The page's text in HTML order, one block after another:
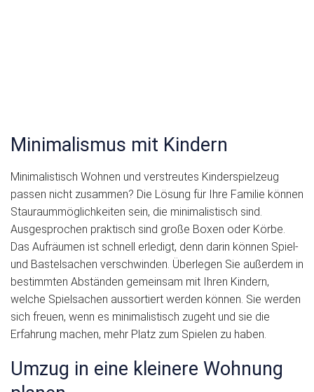
Minimalismus mit Kindern
Minimalistisch Wohnen und verstreutes Kinderspielzeug
passen nicht zusammen? Die Lösung für Ihre Familie können
Stauraummöglichkeiten sein, die minimalistisch sind.
Ausgesprochen praktisch sind große Boxen oder Körbe.
Das Aufräumen ist schnell erledigt, denn darin können Spiel-
und Bastelsachen verschwinden. Überlegen Sie außerdem in
bestimmten Abständen gemeinsam mit Ihren Kindern,
welche Spielsachen aussortiert werden können. Sie werden
sich freuen, wenn es minimalistisch zugeht und sie die
Erfahrung machen, mehr Platz zum Spielen zu haben.
Umzug in eine kleinere Wohnung